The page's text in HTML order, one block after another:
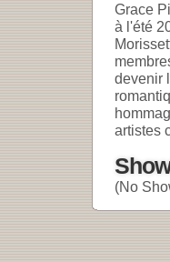
Grace
à l'été
devenir
artistes
(No